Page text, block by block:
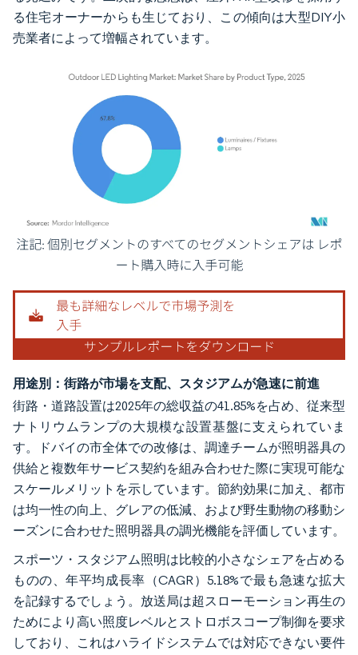
る住宅オーナーからも生じており、この傾向は大型DIY小
売業者によって増幅されています。
画像 © Mordor Intelligence。再利用にはCC BY 4.0の表示が必要です。
用途別：街路が市場を支配、スタジアムが急速に前進
街路・道路設置は2025年の総収益の41.85%を占め、従来型
ナトリウムランプの大規模な設置基盤に支えられていま
す。ドバイの市全体での改修は、調達チームが照明器具の
供給と複数年サービス契約を組み合わせた際に実現可能な
スケールメリットを示しています。節約効果に加え、都市
は均一性の向上、グレアの低減、および野生動物の移動シ
ーズンに合わせた照明器具の調光機能を評価しています。
スポーツ・スタジアム照明は比較的小さなシェアを占める
ものの、年平均成長率（CAGR）5.18%で最も急速な拡大
を記録するでしょう。放送局は超スローモーション再生の
ためにより高い照度レベルとストロボスコープ制御を要求
しており、これはハライドシステムでは対応できない要件